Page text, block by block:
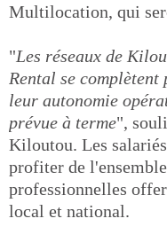
Multilocation, qui
"Les réseaux de
Rental se
leur autonomie
prévue à terme",
Kiloutou. Les
profiter de
professionnelles
local et national.